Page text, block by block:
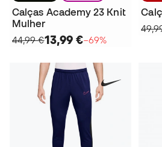
Calças Academy 23 Knit
Mulher
44,99 €13,99 €−69%